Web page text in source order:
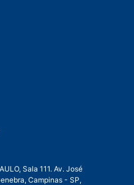
Sala 111. Av. José
Campinas - SP,